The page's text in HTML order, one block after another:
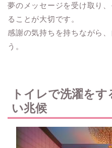
夢のメッセージを受け取り
ることが大切です。
感謝の気持ちを持ちながら
う。
トイレで洗濯を
い兆候